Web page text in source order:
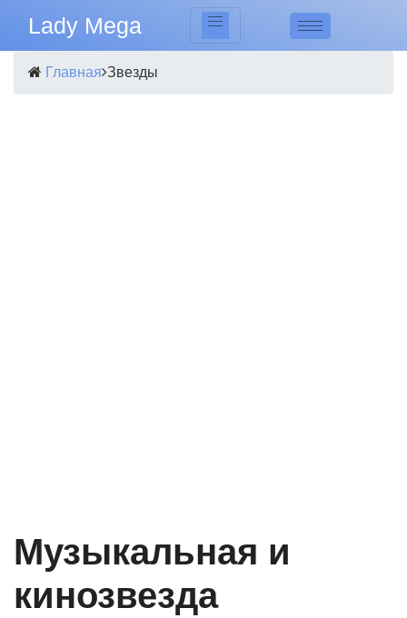
Lady Mega
Главная Звезды
Музыкальная и
кинозвезда